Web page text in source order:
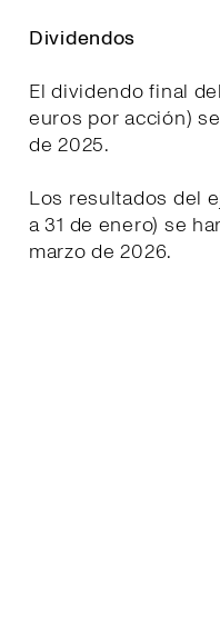
Dividendos
El dividendo final
euros por acción)
de 2025.
Los resultados del
a 31 de enero) se
marzo de 2026.